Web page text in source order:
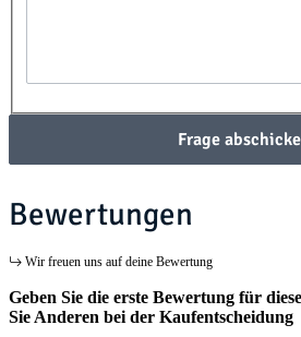
Frage
Bewertungen
Wir freuen uns auf deine Bewertung
Geben Sie die erste Bewertung für
Sie Anderen bei der Kaufentscheidung